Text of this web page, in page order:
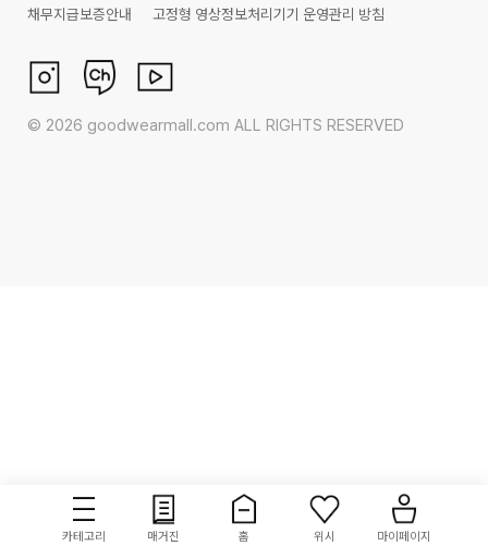
카테고리 매거진 홈 위시 마이페이지
채무지급보증안내
고정형 영상정보처리기기 운영관리 방침
© 2026 goodwearmall.com ALL RIGHTS RESERVED